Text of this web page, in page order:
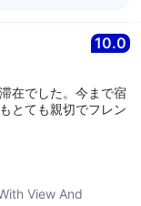
are greatly
a great deal to
be sure to share
and your family
10.0
在でした。今まで宿
とても親切でフレン
View And